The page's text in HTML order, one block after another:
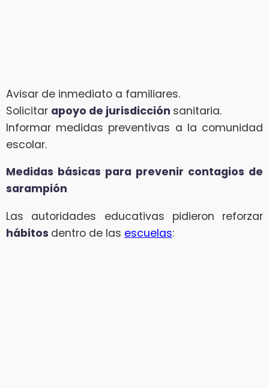
Avisar de inmediato a familiares.
Solicitar apoyo de jurisdicción sanitaria.
Informar medidas preventivas a la comunidad
escolar.
Medidas básicas para prevenir contagios de
sarampión
Las autoridades educativas pidieron reforzar
hábitos dentro de las escuelas: